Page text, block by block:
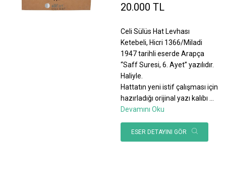
20.000 TL
Celi Sülüs Hat Levhası
Ketebeli, Hicri 1366/Miladi
1947 tarihli eserde Arapça
“Saff Suresi, 6. Ayet” yazılıdır.
Haliyle.
Hattatın yeni istif çalışması için
hazırladığı orijinal yazı kalıbı
Devamını Oku
ESER DETAYINI GÖR